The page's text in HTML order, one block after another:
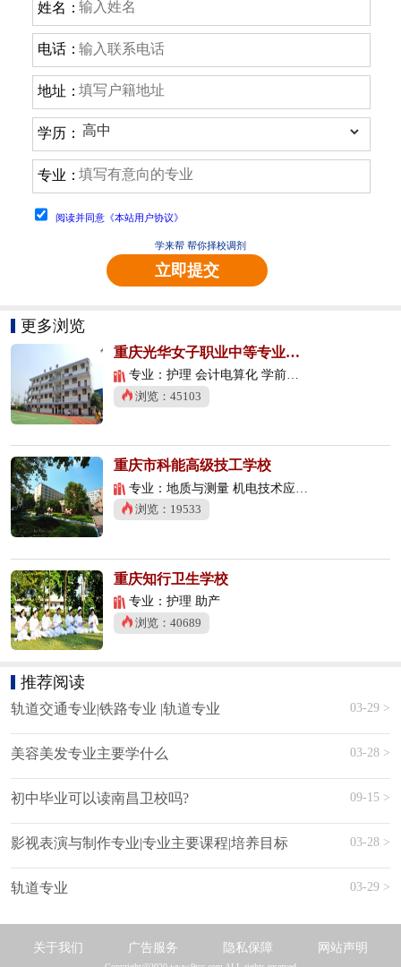
姓名：
电话：
地址：
学历：
专业：
阅读并同意《本站用户协议》
学来帮 帮你择校调剂
立即提交
更多浏览
重庆光华女子职业中等专业学校
专业：护理 会计电算化 学前教育
浏览：45103
重庆市科能高级技工学校
专业：地质与测量 机电技术应用 数控技术应用
浏览：19533
重庆知行卫生学校
专业：护理 助产
浏览：40689
推荐阅读
轨道交通专业|铁路专业 |轨道专业 03-29 >
美容美发专业主要学什么 03-28 >
初中毕业可以读南昌卫校吗? 09-15 >
影视表演与制作专业|专业主要课程|培养目标 03-28 >
轨道专业 03-29 >
关于我们 广告服务 隐私保障 网站声明